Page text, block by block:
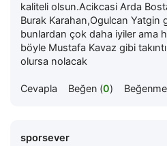
kaliteli olsun.Acikcasi Arda
Burak Karahan,Ogulcan Yatgin
bunlardan çok daha iyiler ama
böyle Mustafa Kavaz gibi
olursa nolacak
Cevapla Beğen (0)
sporsever